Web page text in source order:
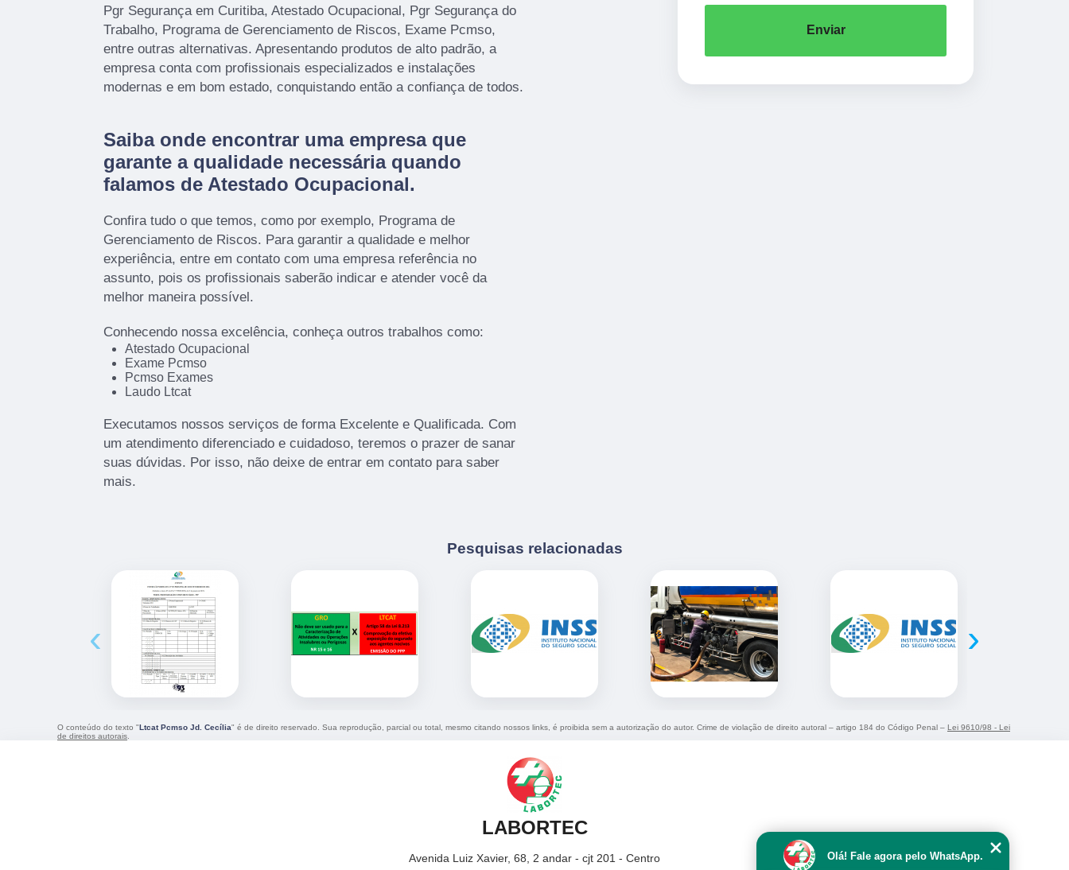
Pgr Segurança em Curitiba, Atestado Ocupacional, Pgr Segurança do
Trabalho, Programa de Gerenciamento de Riscos, Exame Pcmso,
entre outras alternativas. Apresentando produtos de alto padrão, a
empresa conta com profissionais especializados e instalações
modernas e em bom estado, conquistando então a confiança de todos.
Saiba onde encontrar uma empresa que
garante a qualidade necessária quando
falamos de Atestado Ocupacional.
Confira tudo o que temos, como por exemplo, Programa de
Gerenciamento de Riscos. Para garantir a qualidade e melhor
experiência, entre em contato com uma empresa referência no
assunto, pois os profissionais saberão indicar e atender você da
melhor maneira possível.
Conhecendo nossa excelência, conheça outros trabalhos como:
Atestado Ocupacional
Exame Pcmso
Pcmso Exames
Laudo Ltcat
Executamos nossos serviços de forma Excelente e Qualificada. Com
um atendimento diferenciado e cuidadoso, teremos o prazer de sanar
suas dúvidas. Por isso, não deixe de entrar em contato para saber
mais.
Enviar
Pesquisas relacionadas
‹ ›
O conteúdo do texto "Ltcat Pcmso Jd. Cecília" é de direito reservado. Sua reprodução, parcial ou total, mesmo citando nossos links, é proibida sem a autorização do autor. Crime de violação de direito autoral – artigo 184 do Código Penal – Lei 9610/98 - Lei
de direitos autorais
LABORTEC
Avenida Luiz Xavier, 68, 2 andar - cjt 201 - Centro Olá! Fale agora pelo WhatsApp.